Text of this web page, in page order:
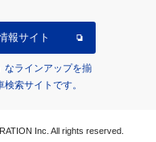
報サイト
なラインアップを揃
索サイトです。
Inc. All rights reserved.